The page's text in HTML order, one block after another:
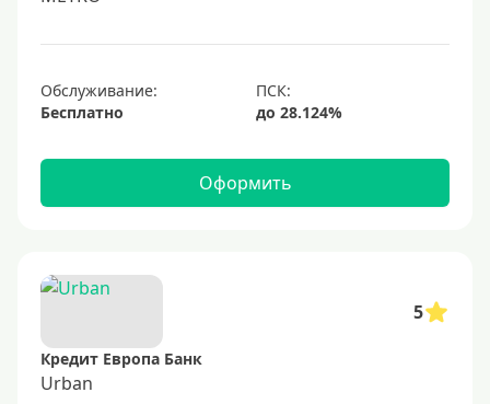
С большим лимитом
Безлимитные
UnionPay
Мир
Обслуживание:
Бесплатно
Оформить
5
Кредит Европа Банк
Urban